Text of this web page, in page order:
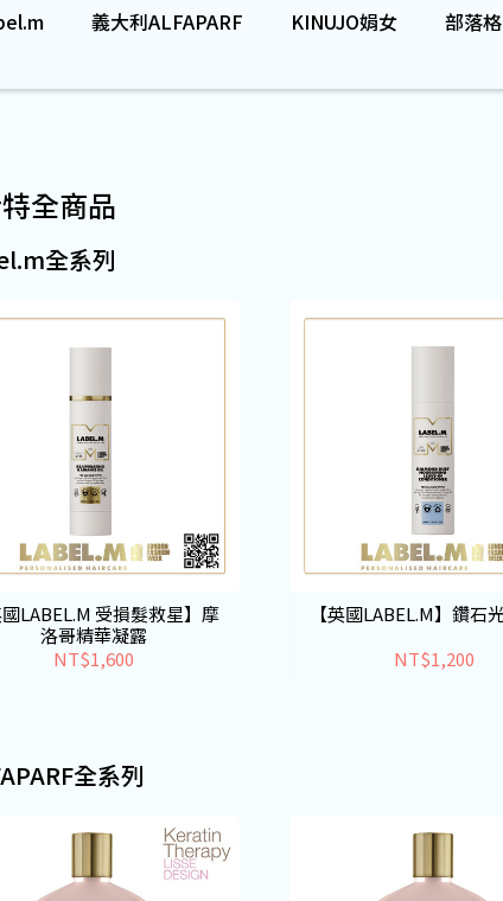
義大利ALFAPARF KINUJO娟女 部落格
全商品
全系列
國LABEL.M 受損髮救星】摩
洛哥精華凝露
NT$1,600
【英國LABEL.M】鑽石
NT$1,200
全系列